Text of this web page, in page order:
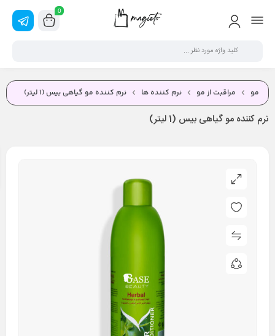
0
مو مراقبت از مو نرم کننده ها نرم كننده مو گياهی بیس (1 ليتر)
نرم كننده مو گياهی بیس (1 ليتر)